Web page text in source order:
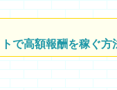
で高額報酬を稼ぐ方